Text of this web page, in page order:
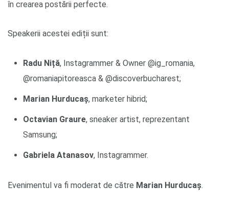
în crearea postării perfecte.
Speakerii acestei ediții sunt:
Radu Niță, Instagrammer & Owner @ig_romania,
@romaniapitoreasca & @discoverbucharest;
Marian Hurducaș, marketer hibrid;
Octavian Graure, sneaker artist, reprezentant
Samsung;
Gabriela Atanasov, Instagrammer.
Evenimentul va fi moderat de către Marian Hurducaș.